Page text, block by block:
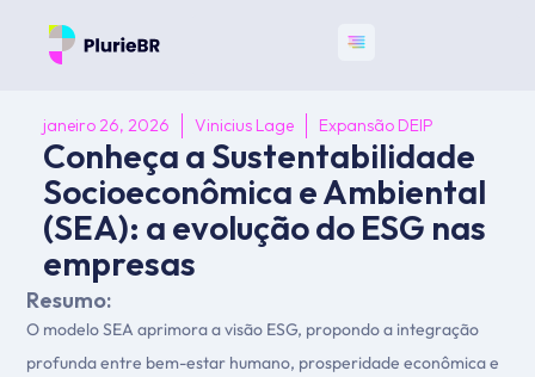
janeiro 26, 2026 Vinicius Lage Expansão DEIP
Conheça a Sustentabilidade
Socioeconômica e Ambiental
(SEA): a evolução do ESG nas
empresas
Resumo:
O modelo SEA aprimora a visão ESG, propondo a integração
profunda entre bem-estar humano, prosperidade econômica e